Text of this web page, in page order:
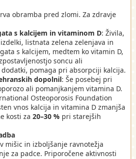
obramba pred zlomi. Za zdravje
s kalcijem in vitaminom D: Živila,
listnata zelena zelenjava in
s kalcijem, medtem ko vitamin D,
soncu ali
pomaga pri absorpciji kalcija.
dopolnil: Še posebej pri
ali pomanjkanjem vitamina D.
Osteoporosis Foundation
vnos kalcija in vitamina D zmanjša
kosti za 20–30 % pri starejših
mišic in izboljšanje ravnotežja
za padce. Priporočene aktivnosti